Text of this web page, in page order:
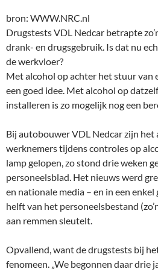
bron: WWW.NRC.nl
Drugstests VDL Nedcar betrapte
drank- en drugsgebruik. Is dat nu
de werkvloer?
Met alcohol op achter het stuur van
een goed idee. Met alcohol op
installeren is zo mogelijk nog een
Bij autobouwer VDL Nedcar zijn het
werknemers tijdens controles op
lamp gelopen, zo stond drie weken
personeelsblad. Het nieuws werd
en nationale media – en in een
helft van het personeelsbestand
aan remmen sleutelt.
Opvallend, want de drugstests bij
fenomeen. „We begonnen daar drie